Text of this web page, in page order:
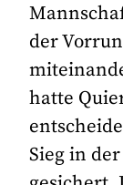
der
hatte
Sieg in